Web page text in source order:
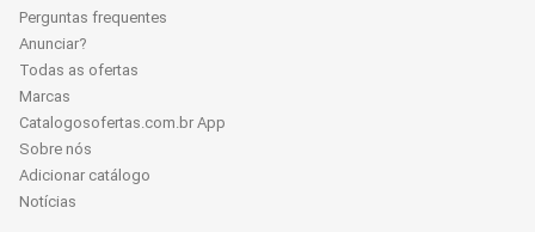
Perguntas frequentes
Anunciar?
Todas as ofertas
Marcas
Catalogosofertas.com.br App
Sobre nós
Adicionar catálogo
Notícias